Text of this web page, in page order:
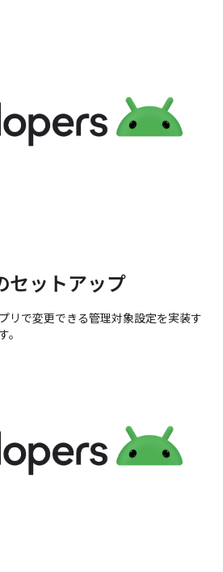
セットアップ
リで変更できる管理対象設定を実装す